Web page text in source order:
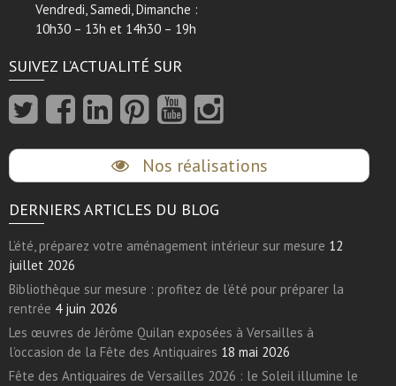
Vendredi, Samedi, Dimanche :
10h30 – 13h et 14h30 – 19h
SUIVEZ L’ACTUALITÉ SUR
Nos réalisations
DERNIERS ARTICLES DU BLOG
L’été, préparez votre aménagement intérieur sur mesure 12
juillet 2026
Bibliothèque sur mesure : profitez de l’été pour préparer la
rentrée 4 juin 2026
Les œuvres de Jérôme Quilan exposées à Versailles à
l’occasion de la Fête des Antiquaires 18 mai 2026
Fête des Antiquaires de Versailles 2026 : le Soleil illumine le